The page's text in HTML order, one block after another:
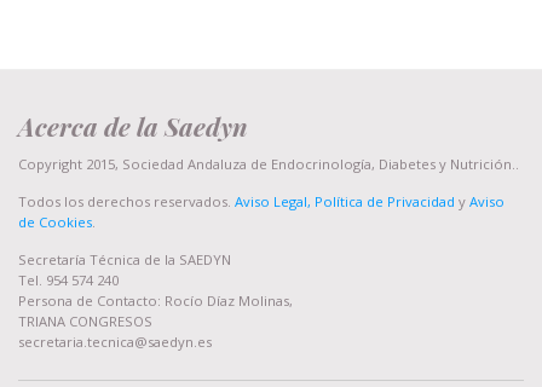
Acerca de la Saedyn
Copyright 2015, Sociedad Andaluza de Endocrinología, Diabetes y Nutrición..
Todos los derechos reservados. Aviso Legal, Política de Privacidad y Aviso
de Cookies.
Secretaría Técnica de la SAEDYN
Tel. 954 574 240
Persona de Contacto: Rocío Díaz Molinas,
TRIANA CONGRESOS
secretaria.tecnica@saedyn.es